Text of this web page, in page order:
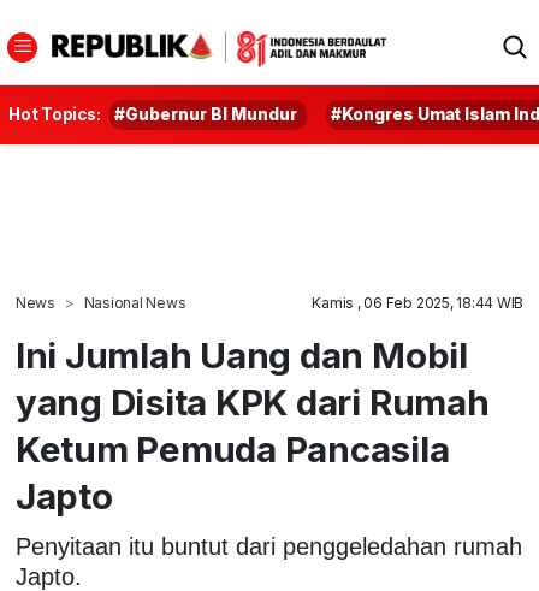
Hot Topics: #Gubernur BI Mundur #Kongres Umat Islam
News Nasional News Kamis , 06 Feb 2025, 18:44 WIB
Ini Jumlah Uang dan Mobil
yang Disita KPK dari Rumah
Ketum Pemuda Pancasila
Japto
Penyitaan itu buntut dari penggeledahan rumah
Japto.